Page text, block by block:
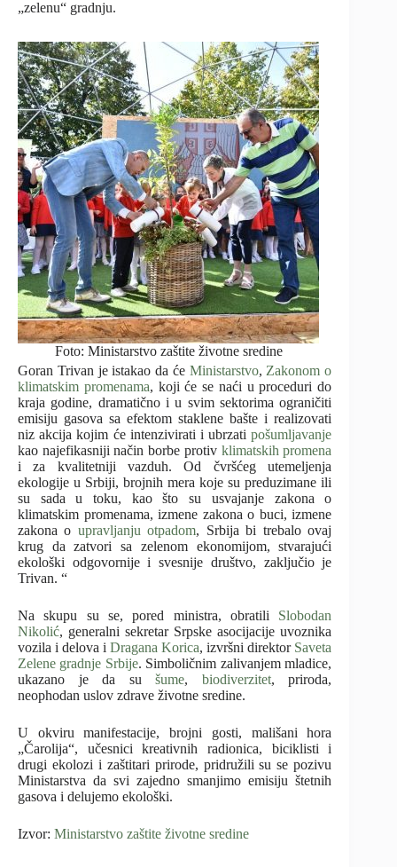
„zelenu“ gradnju.
Foto: Ministarstvo zaštite životne sredine
Goran Trivan je istakao da će Ministarstvo, Zakonom o
klimatskim promenama, koji će se naći u proceduri do
kraja godine, dramatično i u svim sektorima ograničiti
emisiju gasova sa efektom staklene bašte i realizovati
niz akcija kojim će intenzivirati i ubrzatipošumljavanje
kao najefikasniji način borbe protiv klimatskih promena
i za kvalitetniji vazduh. Od čvršćeg utemeljenja
ekologije u Srbiji, brojnih mera koje su preduzimane ili
su sada u toku, kao što su usvajanje zakona o
klimatskim promenama, izmene zakona o buci, izmene
zakona o upravljanju otpadom, Srbija bi trebalo ovaj
krug da zatvori sa zelenom ekonomijom, stvarajući
ekološki odgovornije i svesnije društvo, zaključio je
Trivan. “
Na skupu su se, pored ministra, obratili Slobodan
Nikolić, generalni sekretar Srpske asocijacije uvoznika
vozila i delova iDragana Korica, izvršni direktor Saveta
Zelene gradnje Srbije. Simboličnim zalivanjem mladice,
ukazano je da sušume, biodiverzitet, priroda,
neophodan uslov zdrave životne sredine.
U okviru manifestacije, brojni gosti, mališani hora
„Čarolija“, učesnici kreativnih radionica, biciklisti i
drugi ekolozi i zaštitari prirode, pridružili su se pozivu
Ministarstva da svi zajedno smanjimo emisiju štetnih
gasova i delujemo ekološki.
Izvor: Ministarstvo zaštite životne sredine